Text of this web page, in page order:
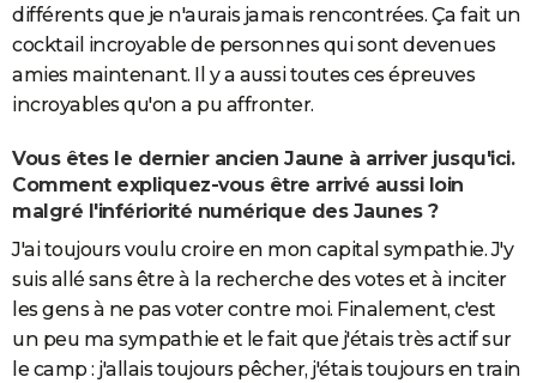
différents que je n'aurais jamais rencontrées. Ça fait un
cocktail incroyable de personnes qui sont devenues
amies maintenant. Il y a aussi toutes ces épreuves
incroyables qu'on a pu affronter.
Vous êtes le dernier ancien Jaune à arriver jusqu'ici.
Comment expliquez-vous être arrivé aussi loin
malgré l'infériorité numérique des Jaunes ?
J'ai toujours voulu croire en mon capital sympathie. J'y
suis allé sans être à la recherche des votes et à inciter
les gens à ne pas voter contre moi. Finalement, c'est
un peu ma sympathie et le fait que j'étais très actif sur
le camp : j'allais toujours pêcher, j'étais toujours en train